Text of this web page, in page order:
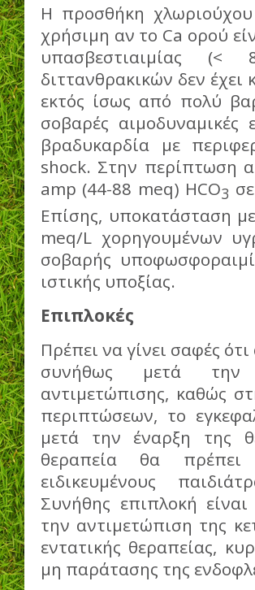
Η προσθήκη
χρήσιμη αν το Ca ορού
υπασβεστιαιμίας
διττανθρακικών δεν
εκτός ίσως από πολύ
σοβαρές αιμοδυναμικές
βραδυκαρδία με
shock. Στην περίπτωση
amp (44-88 meq) HCO3
Επίσης, υποκατάσταση
meq/L χορηγουμένων
σοβαρής
ιστικής υποξίας.
Επιπλοκές
Πρέπει να γίνει σαφές
συνήθως μετά την
αντιμετώπισης, καθώς
περιπτώσεων, το
μετά την έναρξη της
θεραπεία θα
ειδικευμένους
Συνήθης επιπλοκή
την αντιμετώπιση της
εντατικής θεραπείας,
μη παράτασης της